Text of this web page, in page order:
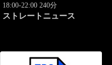
18:00-22:00 240分
ストレートニュース